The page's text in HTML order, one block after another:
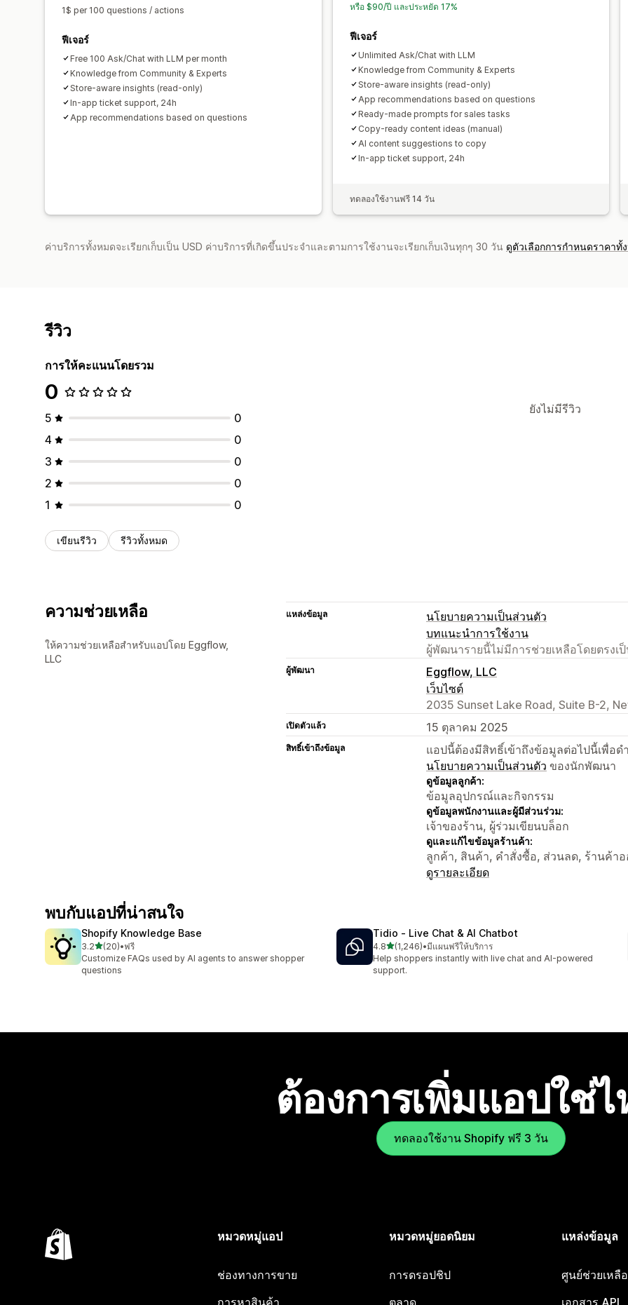
1$ per 100 questions / actions
ฟีเจอร์
Free 100 Ask/Chat with LLM per month
Knowledge from Community & Experts
Store-aware insights (read-only)
In-app ticket support, 24h
App recommendations based on questions
หรือ $90/ปี และประหยัด 17%
ฟีเจอร์
Unlimited Ask/Chat with LLM
Knowledge from Community & Experts
Store-aware insights (read-only)
App recommendations based on questions
Ready-made prompts for sales tasks
Copy-ready content ideas (manual)
AI content suggestions to copy
In-app ticket support, 24h
ทดลองใช้งานฟรี 14 วัน
ค่าบริการทั้งหมดจะเรียกเก็บเป็น USD ค่าบริการที่เกิดขึ้นประจำและตามการใช้งานจะเรียกเก็บเงินทุกๆ 30 วัน ดูตัวเลือกการกำหนดราคาทั้
รีวิว
การให้คะแนนโดยรวม
0
5
0
4
0
3
0
2
0
1
0
เขียนรีวิว รีวิวทั้งหมด
ยังไม่มีรีวิว
ความช่วยเหลือ
ให้ความช่วยเหลือสำหรับแอปโดย Eggflow,
LLC
แหล่งข้อมูล
นโยบายความเป็นส่วนตัว
บทแนะนำการใช้งาน
ผู้พัฒนารายนี้ไม่มีการช่วยเหลือโดยตรงเ
ผู้พัฒนา
Eggflow, LLC
เว็บไซต์
2035 Sunset Lake Road, Suite B-2,
เปิดตัวแล้ว 15 ตุลาคม 2025
สิทธิ์เข้าถึงข้อมูล
แอปนี้ต้องมีสิทธิ์เข้าถึงข้อมูลต่อไปนี้เพื่อ
นโยบายความเป็นส่วนตัว ของนักพัฒนา
ดูข้อมูลลูกค้า:
ข้อมูลอุปกรณ์และกิจกรรม
ดูข้อมูลพนักงานและผู้มีส่วนร่วม:
เจ้าของร้าน, ผู้ร่วมเขียนบล็อก
ดูและแก้ไขข้อมูลร้านค้า:
ลูกค้า, สินค้า, คำสั่งซื้อ, ส่วนลด, ร้านค้า
ดูรายละเอียด
พบกับแอปที่น่าสนใจ
Shopify Knowledge Base
3.2เต็ม 5 ดาว
(20)
ทั้งหมด 20 รีวิว
•ฟรี
Customize FAQs used by AI agents to answer shopper
questions
Tidio ‑ Live Chat & AI Chatbot
4.8เต็ม 5 ดาว
(1,246)
ทั้งหมด 1246 รีวิว
•มีแผนฟรีให้บริการ
Help shoppers instantly with live chat and AI-powered
support.
ต้องการเพิ่มแอปใช่
ทดลองใช้งาน Shopify ฟรี 3 วัน
หมวดหมู่แอป
ช่องทางการขาย
หมวดหมู่ยอดนิยม
การดรอปชิป
แหล่งข้อมูล
ศูนย์ช่วยเหลื